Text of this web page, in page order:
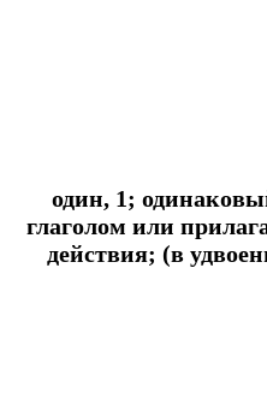
один, 1;
глаголом или
действия; (в